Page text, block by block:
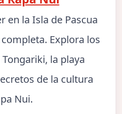
en la Isla de Pascua
Explora los
la playa
de la cultura
Nui.